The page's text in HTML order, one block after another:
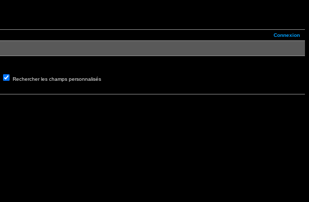
Connexion
Rechercher les champs personnalisés